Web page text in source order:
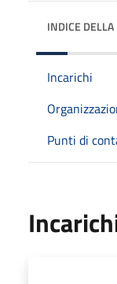
INDICE
Incarichi
Punti di